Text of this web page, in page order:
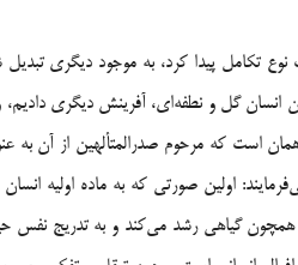
تكامل پيدا كرد، به موجود ديگري
انسان گل و نطفه‌اي، آفرينش ديگري
است كه مرحوم صدرالمتألهين از آن به
مي‌فرمايند: اولين صورتي كه به ماده اوليه
گياهي رشد مي‌كند و به تدريج نفس